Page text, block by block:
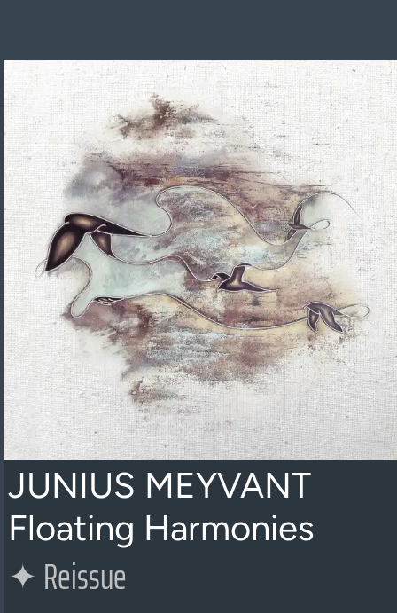
JUNIUS MEYVANT
Floating Harmonies
✦Reissue